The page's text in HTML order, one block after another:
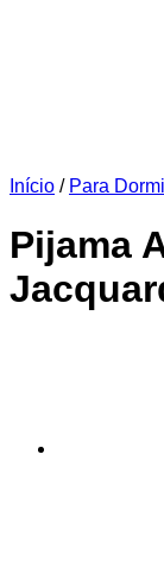
Início / Para
Pijama